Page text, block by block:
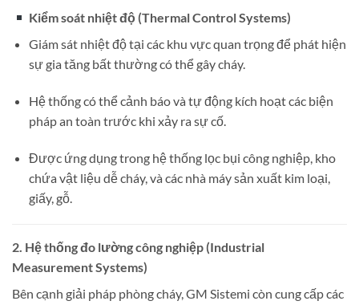
Kiểm soát nhiệt độ (Thermal Control Systems)
Giám sát nhiệt độ tại các khu vực quan trọng để phát hiện
sự gia tăng bất thường có thể gây cháy.
Hệ thống có thể cảnh báo và tự động kích hoạt các biện
pháp an toàn trước khi xảy ra sự cố.
Được ứng dụng trong hệ thống lọc bụi công nghiệp, kho
chứa vật liệu dễ cháy, và các nhà máy sản xuất kim loại,
giấy, gỗ.
2. Hệ thống đo lường công nghiệp (Industrial
Measurement Systems)
Bên cạnh giải pháp phòng cháy, GM Sistemi còn cung cấp các